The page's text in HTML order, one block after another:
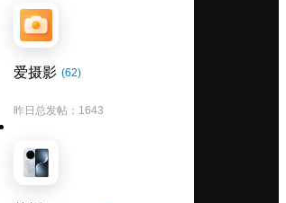
爱摄影 (62)
昨日总发帖：1643